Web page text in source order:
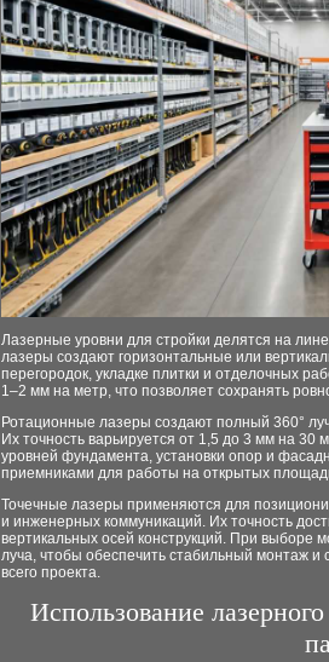
Лазерные уровни для стройки делятся на
лазеры создают горизонтальные или
перегородок, укладке плитки и отделочных
1–2 мм на метр, что позволяет сохранять
Ротационные лазеры создают полный 360°
Их точность варьируется от 1,5 до 3 мм на
уровней фундамента, установки опор и
приемниками для работы на открытых
Точечные лазеры применяются для
и инженерных коммуникаций. Их точность
вертикальных осей конструкций. При выборе
луча, чтобы обеспечить стабильный монтаж
всего проекта.
Использование